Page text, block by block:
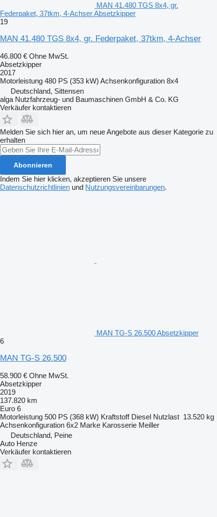
MAN 41.480 TGS 8x4, gr.
Federpaket, 37tkm, 4-Achser Absetzkipper
19
MAN 41.480 TGS 8x4, gr. Federpaket, 37tkm, 4-Achser
46.800 € Ohne MwSt.
Absetzkipper
2017
Motorleistung 480 PS (353 kW) Achsenkonfiguration 8x4
Deutschland, Sittensen
alga Nutzfahrzeug- und Baumaschinen GmbH & Co. KG
Verkäufer kontaktieren
Melden Sie sich hier an, um neue Angebote aus dieser Kategorie zu
erhalten
Abonnieren
Indem Sie hier klicken, akzeptieren Sie unsere
Datenschutzrichtlinien und Nutzungsvereinbarungen.
MAN TG-S 26.500 Absetzkipper
6
MAN TG-S 26.500
58.900 € Ohne MwSt.
Absetzkipper
2019
137.820 km
Euro 6
Motorleistung 500 PS (368 kW) Kraftstoff Diesel Nutzlast 13.520 kg
Achsenkonfiguration 6x2 Marke Karosserie Meiller
Deutschland, Peine
Auto Henze
Verkäufer kontaktieren